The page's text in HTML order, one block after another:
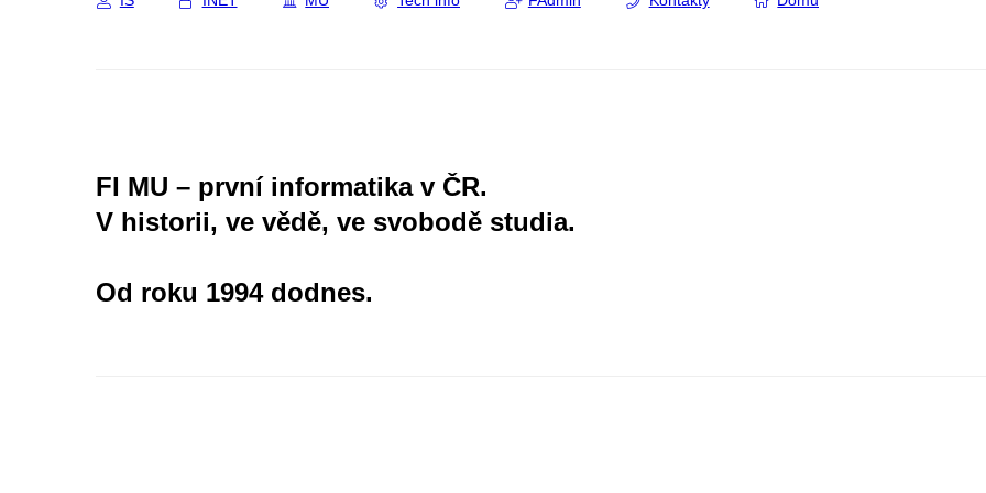
FI MU – první informatika v ČR.
V historii, ve vědě, ve svobodě studia.
Od roku 1994 dodnes.